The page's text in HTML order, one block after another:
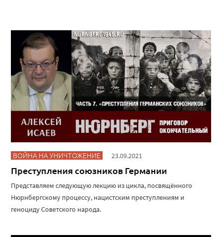
ВОЙНА НА УНИЧТОЖЕНИЕ 23.09.2021
Преступления союзников Германии
Представляем следующую лекцию из цикла, посвящённого
Нюрнбергскому процессу, нацистским преступлениям и
геноциду Советского народа.